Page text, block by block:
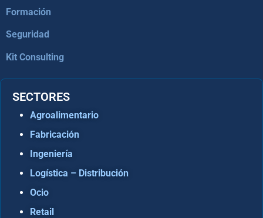
Formación
Seguridad
Kit Consulting
SECTORES
Agroalimentario
Fabricación
Ingeniería
Logística – Distribución
Ocio
Retail